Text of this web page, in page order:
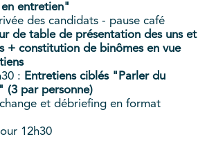
en entretien"
des candidats - pause café
de table de présentation des uns et
+ constitution de binômes en vue
: Entretiens ciblés "Parler du
(3 par personne)
et débriefing en format
12h30